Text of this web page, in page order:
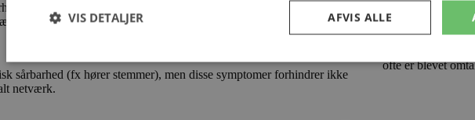
skal være i en god udvikling, og borgeren skal være vendt tilbage til et
af en vis varighed.
sårbarhed (fx hører stemmer), men disse symptomer forhindrer ikke
netværk.
Undersøgelser
komme sig af
recovery for
ofte er blevet
AFVIS ALLE
VIS DETALJER